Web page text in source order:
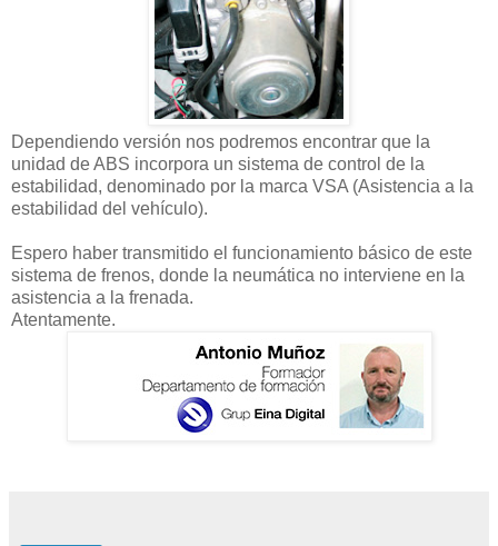
Dependiendo versión nos podremos encontrar que la
unidad de ABS incorpora un sistema de control de la
estabilidad, denominado por la marca VSA (Asistencia a la
estabilidad del vehículo).
Espero haber transmitido el funcionamiento básico de este
sistema de frenos, donde la neumática no interviene en la
asistencia a la frenada.
Atentamente.